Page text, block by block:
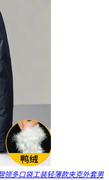
领多口袋工装轻薄款夹克外套男